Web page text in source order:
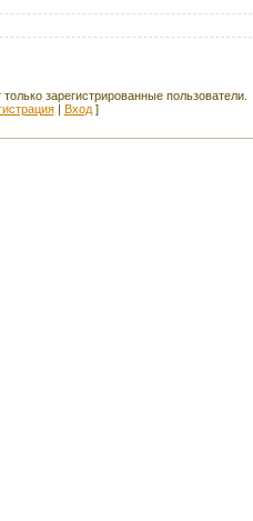
зарегистрированные пользователи.
| Вход]